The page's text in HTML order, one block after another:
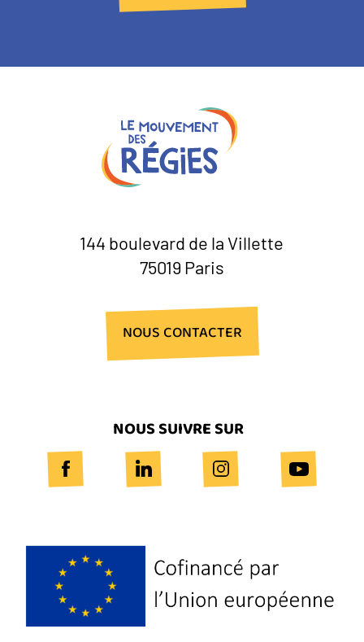
NOUS CONTACTER
144 boulevard de la Villette
75019 Paris
NOUS SUIVRE SUR
Logo
Europe